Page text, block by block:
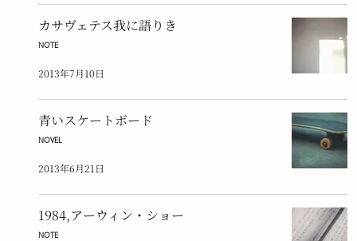
カサヴェテス我に語りき
NOTE
2013年7月10日
青いスケートボード
NOVEL
2013年6月21日
1984,アーウィン・ショー
NOTE